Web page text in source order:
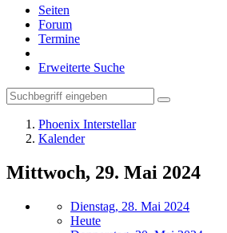
Seiten
Forum
Termine
Erweiterte Suche
Phoenix Interstellar
Kalender
Mittwoch, 29. Mai 2024
Dienstag, 28. Mai 2024
Heute